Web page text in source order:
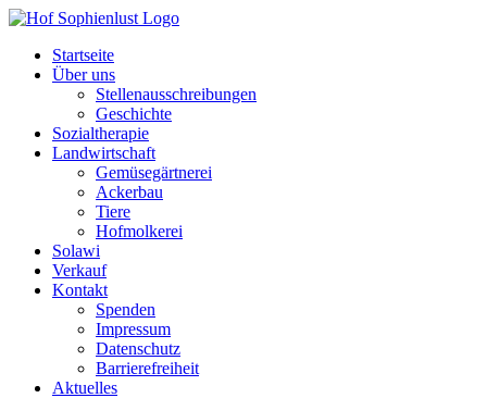
Skip
contentStartseite
Über uns
Stellenausschreibungen
Geschichte
Sozialtherapie
Landwirtschaft
Gemüsegärtnerei
Ackerbau
Tiere
Hofmolkerei
Solawi
Verkauf
Kontakt
Spenden
Impressum
Datenschutz
Barrierefreiheit
Aktuelles